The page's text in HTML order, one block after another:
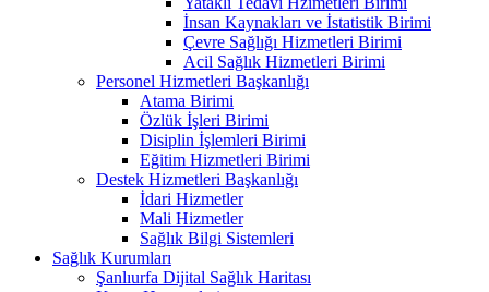
İnsan Kaynakları ve İstatistik Birimi
Çevre Sağlığı Hizmetleri Birimi
Acil Sağlık Hizmetleri Birimi
Personel Hizmetleri Başkanlığı
Atama Birimi
Özlük İşleri Birimi
Disiplin İşlemleri Birimi
Eğitim Hizmetleri Birimi
Destek Hizmetleri Başkanlığı
İdari Hizmetler
Mali Hizmetler
Sağlık Bilgi Sistemleri
Sağlık Kurumları
Şanlıurfa Dijital Sağlık Haritası